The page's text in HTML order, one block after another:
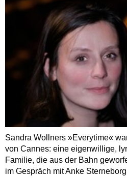
Sandra Wollners »Everytime«
von Cannes: eine eigenwillige,
Familie, die aus der Bahn
im Gespräch mit Anke